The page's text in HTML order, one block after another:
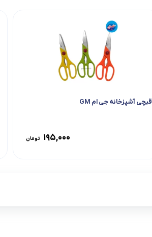
قیچی آشپزخانه جی ام GM
۱۹۵,۰۰۰ تومان